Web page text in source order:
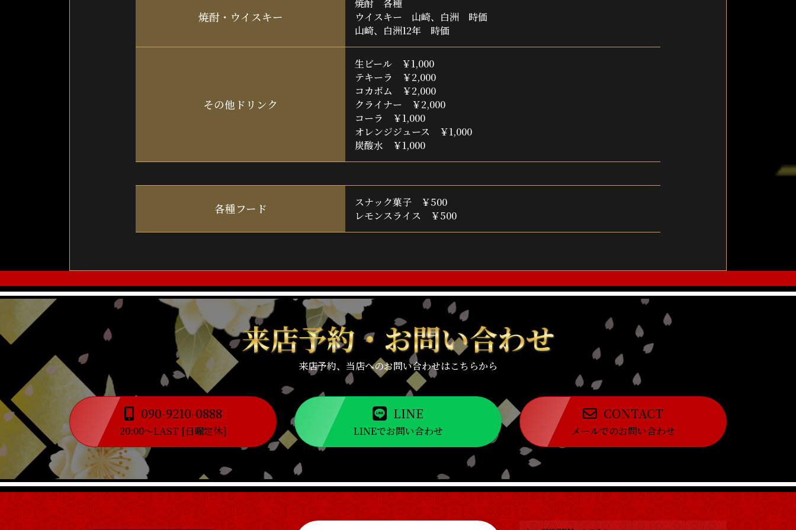
焼酎・ウイスキー
焼酎 各種
ウイスキー 山崎、白洲 時価
山崎、白洲12年 時価
その他ドリンク
生ビール ￥1,000
テキーラ ￥2,000
コカボム ￥2,000
クライナー ￥2,000
コーラ ￥1,000
オレンジジュース ￥1,000
炭酸水 ￥1,000
各種フード
スナック菓子 ￥500
レモンスライス ￥500
来店予約・ お問い合わせ
来店予約、当店へのお問い合わせはこちらから
090-9210-0888
20:00～LAST [日曜定休]
LINE
LINEでお問い合わせ
CONTACT
メールでのお問い合わせ